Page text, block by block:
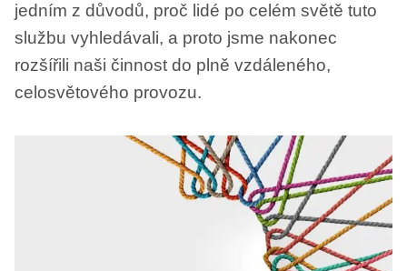
jedním z důvodů, proč lidé po celém světě tuto
službu vyhledávali, a proto jsme nakonec
rozšířili naši činnost do plně vzdáleného, ​​
celosvětového provozu.